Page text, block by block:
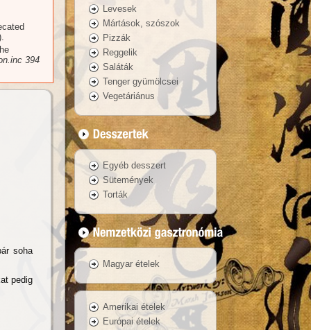
394
soha
pedig
Levesek
Mártások, szószok
Pizzák
Reggelik
Saláták
Tenger gyümölcsei
Vegetáriánus
Egyéb desszert
Sütemények
Torták
Magyar ételek
Amerikai ételek
Európai ételek